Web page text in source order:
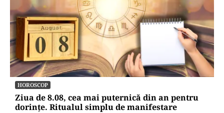
HOROSCOP
Ziua de 8.08, cea mai puternică din an pentru
dorințe. Ritualul simplu de manifestare